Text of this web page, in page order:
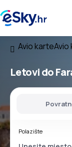
Avio karteAvio
Letovi do
Polazište